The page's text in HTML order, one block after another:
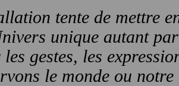
tente de mettre
unique autant
gestes, les
le monde ou